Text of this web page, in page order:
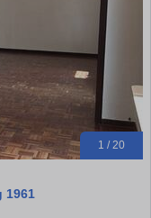
1 / 20
1961